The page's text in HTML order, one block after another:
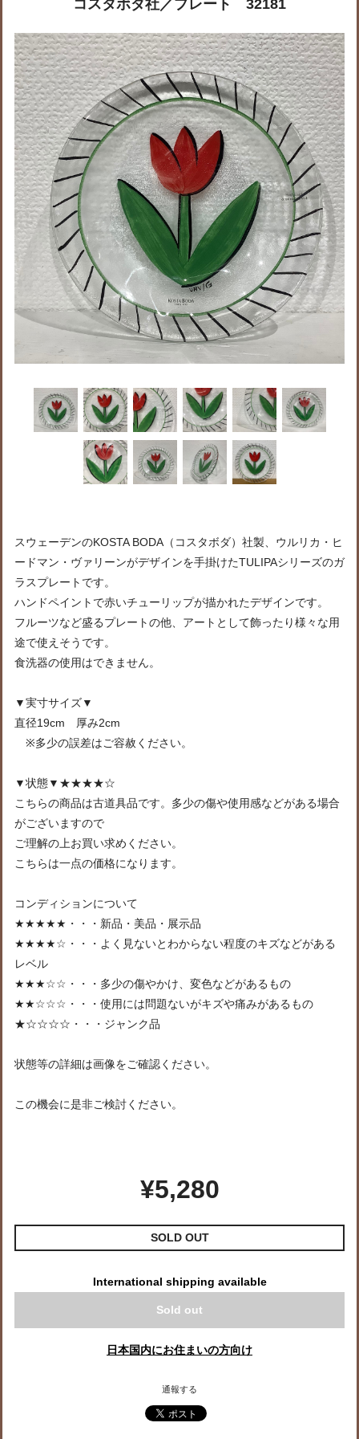
コスタボダ社／プレート 32181
スウェーデンのKOSTA BODA（コスタボダ）社製、ウルリカ・ヒ
ードマン・ヴァリーンがデザインを手掛けたTULIPAシリーズのガ
ラスプレートです。
ハンドペイントで赤いチューリップが描かれたデザインです。
フルーツなど盛るプレートの他、アートとして飾ったり様々な用
途で使えそうです。
食洗器の使用はできません。
▼実寸サイズ▼
直径19cm 厚み2cm
※多少の誤差はご容赦ください。
▼状態▼★★★★☆
こちらの商品は古道具品です。多少の傷や使用感などがある場合
がございますので
ご理解の上お買い求めください。
こちらは一点の価格になります。
コンディションについて
★★★★★・・・新品・美品・展示品
★★★★☆・・・よく見ないとわからない程度のキズなどがある
レベル
★★★☆☆・・・多少の傷やかけ、変色などがあるもの
★★☆☆☆・・・使用には問題ないがキズや痛みがあるもの
★☆☆☆☆・・・ジャンク品
状態等の詳細は画像をご確認ください。
この機会に是非ご検討ください。
¥5,280
SOLD OUT
International shipping available
Sold out
日本国内にお住まいの方向け
通報する